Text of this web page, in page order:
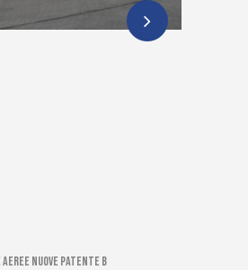
nuove patente B